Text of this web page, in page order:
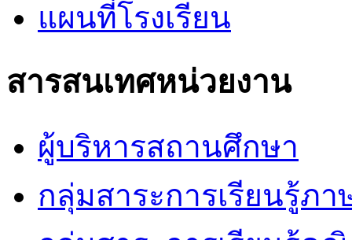
แผนที่โรงเรียน
สารสนเทศหน่วยงาน
ผู้บริหารสถานศึกษา
กลุ่มสาระการเรียนรู้ภา